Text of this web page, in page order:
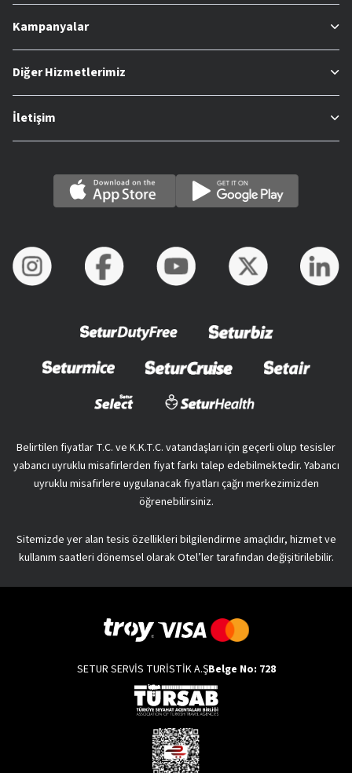
Kampanyalar
Diğer Hizmetlerimiz
İletişim
Belirtilen fiyatlar T.C. ve K.K.T.C. vatandaşları için geçerli olup tesisler
yabancı uyruklu misafirlerden fiyat farkı talep edebilmektedir. Yabancı
uyruklu misafirlere uygulanacak fiyatları çağrı merkezimizden
öğrenebilirsiniz.
Sitemizde yer alan tesis özellikleri bilgilendirme amaçlıdır, hizmet ve
kullanım saatleri dönemsel olarak Otel’ler tarafından değişitirilebilir.
SETUR SERVİS TURİSTİK A.ŞBelge No: 728